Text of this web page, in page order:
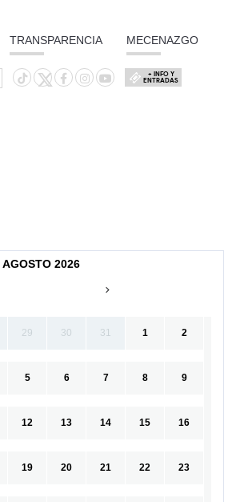
TRANSPARENCIA MECENAZGO
+ INFO Y
ENTRADAS
AGOSTO 2026
29 30 31 1 2
5 6 7 8 9
12 13 14 15 16
19 20 21 22 23